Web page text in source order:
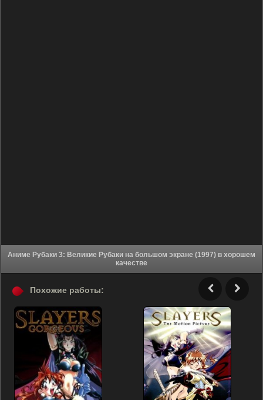
Аниме Рубаки 3: Великие Рубаки на большом экране (1997) в хорошем
качестве
Похожие работы: